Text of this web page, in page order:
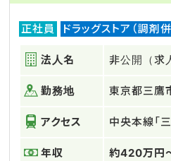
正社員 ドラッグストア（調剤併
法人名 非公開（求
勤務地 東京都三鷹
アクセス 中央本線「
年収 約420万円